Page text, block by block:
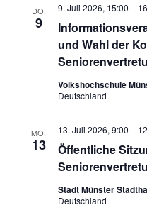
DO.
9
und Wahl der
9. Juli 2026, 15:00 –
Volkshochschule
Deutschland
MO.
13
Öffentliche
13. Juli 2026, 9:00 –
Stadt Münster
Deutschland